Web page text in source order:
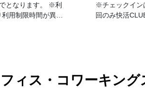
となります。 ※利
用制限時間が異な
※チェックイン
回のみ快活
ィス・コワーキング